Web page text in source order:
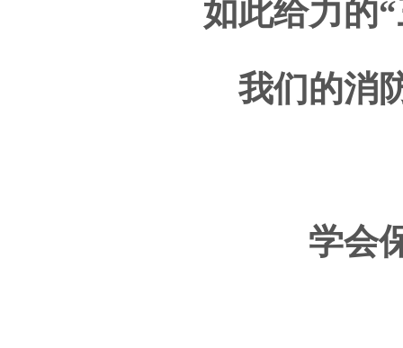
如此给力的
我们的消
学会